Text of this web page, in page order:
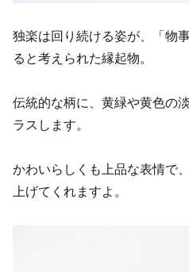
独楽は回り続ける姿が、「物
ると考えられた縁起物。
伝統的な柄に、黄緑や黄色の
ラスします。
かわいらしくも上品な表情で
上げてくれますよ。